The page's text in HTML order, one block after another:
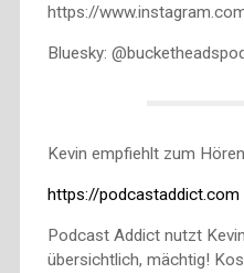
https://
Bluesky:
Kevin empfiehlt zum
https://podcastaddict.com
Podcast Addict nutzt
übersichtlich, mächtig!